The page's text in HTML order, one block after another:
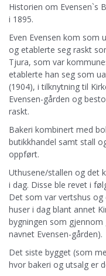
Historien om Evensen`s
i 1895.
Even Evensen kom som
og etablerte seg raskt
Tjura, som var
etablerte han seg som
(1904), i tilknytning til
Evensen-gården og
raskt.
Bakeri kombinert med
butikkhandel samt stall
oppført.
Uthusene/stallen og det
i dag. Disse ble revet i
Det som var vertshus
huser i dag blant annet
bygningen som
navnet Evensen-gården).
Det siste bygget (som
hvor bakeri og utsalg er